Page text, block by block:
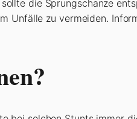
die Sprungschanze
Unfälle zu vermeiden.